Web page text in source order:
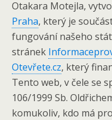
Otakara Motejla,
Praha, který je
fungování našeho
stránek
Otevřete.cz, který
Tento web, v čele se
106/1999 Sb.
komukoliv, kdo má